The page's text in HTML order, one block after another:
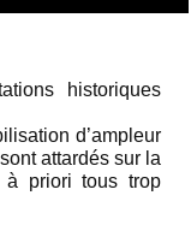
historiques
d’ampleur
attardés sur la
à priori tous trop